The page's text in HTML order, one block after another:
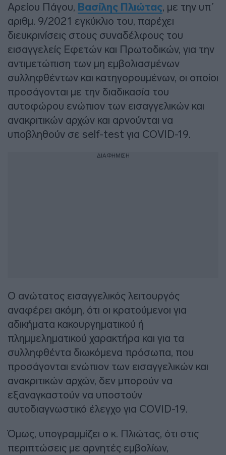
Αρείου Πάγου, Βασίλης Πλιώτας, με την υπ΄
αριθμ. 9/2021 εγκύκλιο του, παρέχει
διευκρινίσεις στους συναδέλφους του
εισαγγελείς Εφετών και Πρωτοδικών, για την
αντιμετώπιση των μη εμβολιασμένων
συλληφθέντων και κατηγορουμένων, οι οποίοι
προσάγονται με την διαδικασία του
αυτοφώρου ενώπιον των εισαγγελικών και
ανακριτικών αρχών και αρνούνται να
υποβληθούν σε self-test για COVID-19.
ΔΙΑΦΗΜΙΣΗ
Ο ανώτατος εισαγγελικός λειτουργός
αναφέρει ακόμη, ότι οι κρατούμενοι για
αδικήματα κακουργηματικού ή
πλημμεληματικού χαρακτήρα και για τα
συλληφθέντα διωκόμενα πρόσωπα, που
προσάγονται ενώπιον των εισαγγελικών και
ανακριτικών αρχών, δεν μπορούν να
εξαναγκαστούν να υποστούν
αυτοδιαγνωστικό έλεγχο για COVID-19.
Όμως, υπογραμμίζει ο κ. Πλιώτας, ότι στις
περιπτώσεις με αρνητές εμβολίων,